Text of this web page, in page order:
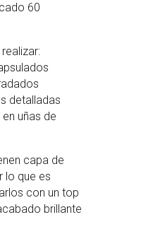
60
detalladas
uñas de
capa de
lo que es
con un top
brillante